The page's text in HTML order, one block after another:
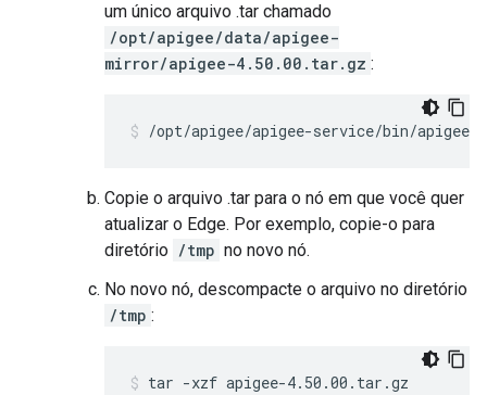
um único arquivo .tar chamado
/opt/apigee/data/apigee-
mirror/apigee-4.50.00.tar.gz :
/opt/apigee/apigee-service/bin/apigee-
Copie o arquivo .tar para o nó em que você quer
atualizar o Edge. Por exemplo, copie-o para
diretório /tmp no novo nó.
No novo nó, descompacte o arquivo no diretório
/tmp :
tar -xzf apigee-4.50.00.tar.gz